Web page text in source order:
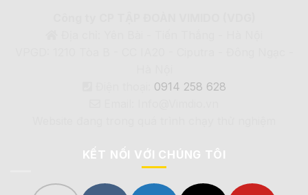
0914 258 628
KẾT NỐI VỚI CHÚNG TÔI